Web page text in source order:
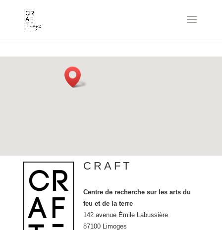
CRAFT
Centre de recherche sur les arts du
feu et de la terre
142 avenue Émile Labussière
87100 Limoges